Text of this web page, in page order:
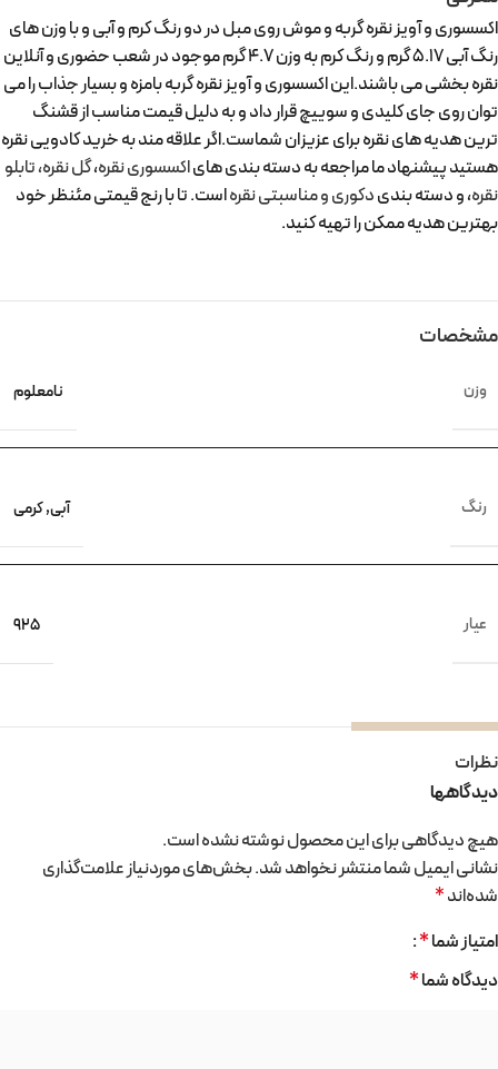
اکسسوری و آویز نقره گربه و موش روی مبل در دو رنگ کرم و آبی و با وزن های
رنگ آبی 5.17 گرم و رنگ کرم به وزن 4.7 گرم موجود در شعب حضوری و آنلاین
نقره بخشی می باشند.این اکسسوری و آویز نقره گربه بامزه و بسیار جذاب را می
توان روی جای کلیدی و سوییچ قرار داد و به دلیل قیمت مناسب از قشنگ
ترین هدیه های نقره برای عزیزان شماست.اگر علاقه مند به خرید کادویی نقره
هستید پیشنهاد ما مراجعه به دسته بندی هایاکسسوری نقره،گل نقره، تابلو
نقره، و دسته بندیدکوری و مناسبتی نقرهاست. تا با رنج قیمتی مئنظر خود
بهترین هدیه ممکن را تهیه کنید.
مشخصات
وزن نامعلوم
رنگ آبی,کرمی
عیار 925
نظرات
دیدگاهها
هیچ دیدگاهی برای این محصول نوشته نشده است.
نشانی ایمیل شما منتشر نخواهد شد.بخش‌های موردنیاز علامت‌گذاری
شده‌اند*
امتیاز شما*
دیدگاه شما*